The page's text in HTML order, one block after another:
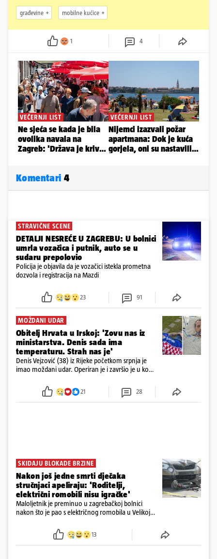
građevine mobilne kućice
1 4
Komentari 4
STRAVIČNE SCENE
DETALJI NESREĆE U ZAGREBU: U bolnici
umrla vozačica i putnik, auto se u
sudaru prepolovio
Policija je objavila da je vozačici istekla prometna
dozvola i registracija na Mazdi
23 91
MOŽDANI UDAR
Obitelj Hrvata u Irskoj: 'Zovu nas iz
ministarstva. Denis sada ima
temperaturu. Strah nas je'
Denis Vejzović (38) iz Rijeke početkom srpnja je
imao moždani udar. Operiran je i završio je u komi.
tamošnji liječnici ne vjeruju u oporavak: 'Imamo
21 28
SKIDAJU BLOKADE BRZINE
Nakon još jedne smrti dječaka
stručnjaci apeliraju: 'Roditelji,
električni romobili nisu igračke'
Maloljetnik je preminuo u zagrebačkoj bolnici
nakon što je pao s električnog romobila u Velikoj
13